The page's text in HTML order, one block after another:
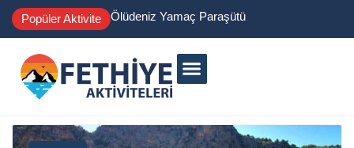
Popüler Aktivite Ölüdeniz Yamaç Paraşütü